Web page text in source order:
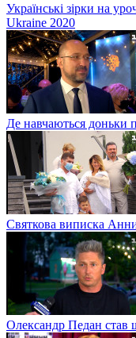
Українські зірки на
Ukraine 2020
Де навчаються доньки
Святкова виписка
Олександр Педан став